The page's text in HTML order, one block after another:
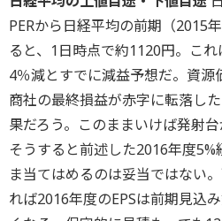
PERから日経平均の前期（2015
ると、1日時点で約1120円。こ
4％減とすでに減益予想だ。資
商社の最終損益が赤字に転落し
果だろう。このままいけば発射
そうすると前述した2016年度
ま当てはめるのは妥当ではない
れば2016年度のEPSは前期見込